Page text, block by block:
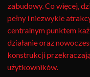
zabudowy. Co więcej,
pełny i niezwykle
centralnym punktem
działanie oraz
konstrukcji
użytkowników.